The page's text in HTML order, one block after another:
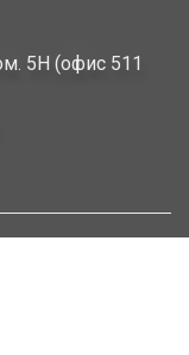
5Н (офис 511